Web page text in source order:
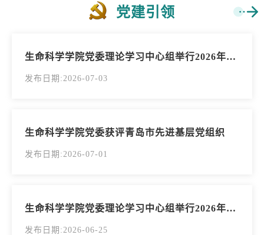
党建引领
生命科学学院党委理论学习中心组举行2026年第6次学习会
发布日期:2026-07-03
生命科学学院党委获评青岛市先进基层党组织
发布日期:2026-07-01
生命科学学院党委理论学习中心组举行2026年第5次学习会
发布日期:2026-06-25